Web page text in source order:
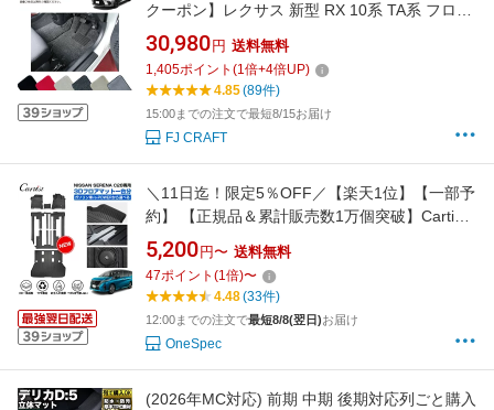
クーポン】レクサス 新型 RX 10系 TA系 フロア
マット ラゲッジマット （プレミアム） ゴム 防
水 日本製 空気触媒加工
30,980 円 送料無料
1,405ポイント (1倍+4倍UP)
4.85(89件)
15:00までの注文で最短8/15お届け
FJ CRAFT
＼11日迄！限定5％OFF／【楽天1位】【一部予
約】 【正規品＆累計販売数1万個突破】Cartist
日産 新型 セレナ C28 3D フロアマット ラゲッ
ジマット ガソリン車 e-POWER 7人乗り 8人乗
り 防水 アクセサリー カーゴマット 車用 カー用
品 ラバー TPE 荷台 荷室 マット
5,200 円〜 送料無料
47ポイント (1倍)〜
4.48(33件)
12:00までの注文で最短8/8(翌日)お届け
OneSpec
(2026年MC対応) 前期 中期 後期対応列ごと購入